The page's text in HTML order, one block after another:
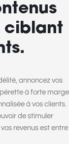
ciblant
annoncez vos
à forte marge
à vos clients.
de stimuler
revenus est entre